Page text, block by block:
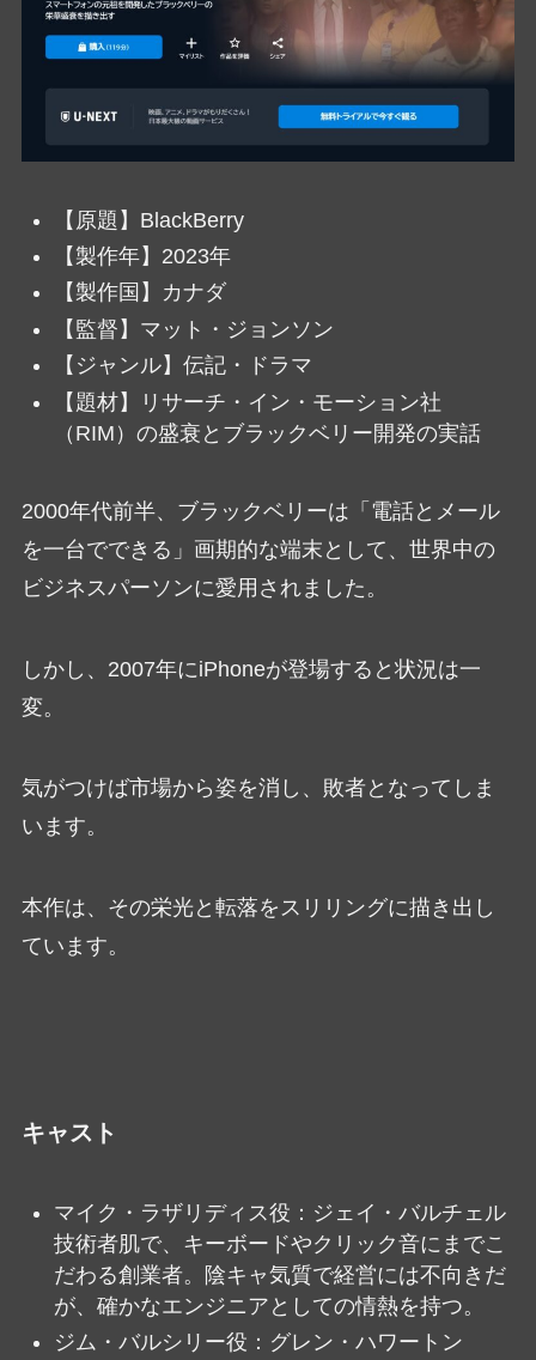
【原題】BlackBerry
【製作年】2023年
【製作国】カナダ
【監督】マット・ジョンソン
【ジャンル】伝記・ドラマ
【題材】リサーチ・イン・モーション社
（RIM）の盛衰とブラックベリー開発の実話
2000年代前半、ブラックベリーは「電話とメール
を一台でできる」画期的な端末として、世界中の
ビジネスパーソンに愛用されました。
しかし、2007年にiPhoneが登場すると状況は一
変。
気がつけば市場から姿を消し、敗者となってしま
います。
本作は、その栄光と転落をスリリングに描き出し
ています。
キャスト
マイク・ラザリディス役：ジェイ・バルチェル
技術者肌で、キーボードやクリック音にまでこ
だわる創業者。陰キャ気質で経営には不向きだ
が、確かなエンジニアとしての情熱を持つ。
ジム・バルシリー役：グレン・ハワートン